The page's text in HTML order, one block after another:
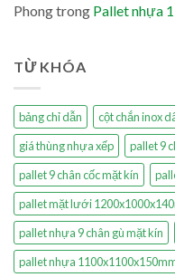
Phongtrong Pallet nhựa
TỪ KHÓA
bảng chỉ dẫn cột chắn inox
giá thùng nhựa xếp
pallet 9
pallet 9 chân cốc mặt kín
pallet mặt lưới
pallet nhựa 9 chân gù mặt kín
pallet nhựa